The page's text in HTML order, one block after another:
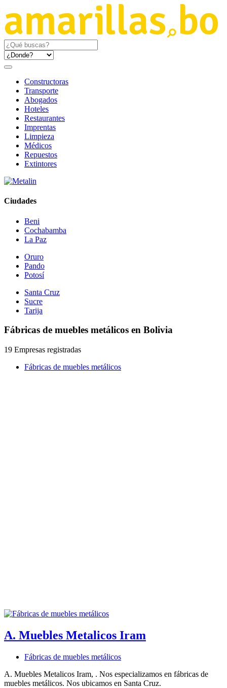
Constructoras
Transporte
Abogados
Hoteles
Restaurantes
Imprentas
Limpieza
Médicos
Repuestos
Extintores
Ciudades
Beni
Cochabamba
La Paz
Oruro
Pando
Potosí
Santa Cruz
Sucre
Tarija
Fábricas de muebles metálicos en Bolivia
19 Empresas registradas
Fábricas de muebles metálicos
A. Muebles Metalicos Iram
Fábricas de muebles metálicos
A. Muebles Metalicos Iram, . Nos especializamos en fábricas de
muebles metálicos. Nos ubicamos en Santa Cruz.